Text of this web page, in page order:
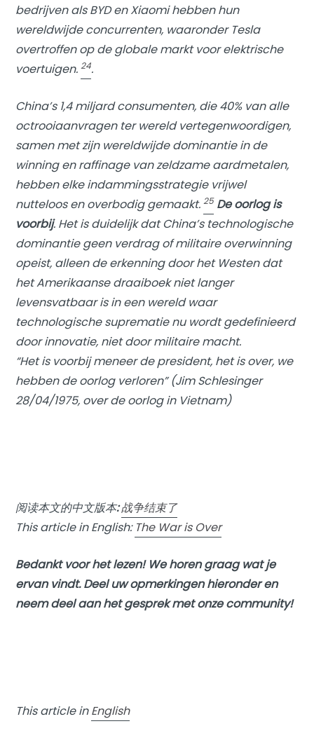
bedrijven als BYD en Xiaomi hebben hun
wereldwijde concurrenten, waaronder Tesla
overtroffen op de globale markt voor elektrische
voertuigen. 24.
China’s 1,4 miljard consumenten, die 40% van alle
octrooiaanvragen ter wereld vertegenwoordigen,
samen met zijn wereldwijde dominantie in de
winning en raffinage van zeldzame aardmetalen,
hebben elke indammingsstrategie vrijwel
nutteloos en overbodig gemaakt. 25 De oorlog is
voorbij. Het is duidelijk dat China’s technologische
dominantie geen verdrag of militaire overwinning
opeist, alleen de erkenning door het Westen dat
het Amerikaanse draaiboek niet langer
levensvatbaar is in een wereld waar
technologische suprematie nu wordt gedefinieerd
door innovatie, niet door militaire macht.
“Het is voorbij meneer de president, het is over, we
hebben de oorlog verloren” (Jim Schlesinger
28/04/1975, over de oorlog in Vietnam)
阅读本文的中文版本:战争结束了
This article in English: The War is Over
Bedankt voor het lezen! We horen graag wat je
ervan vindt. Deel uw opmerkingen hieronder en
neem deel aan het gesprek met onze community!
This article inEnglish